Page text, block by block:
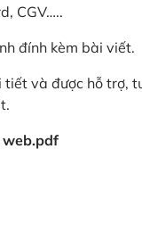
CGV…..
đính kèm bài viết.
và được hỗ trợ,
web.pdf